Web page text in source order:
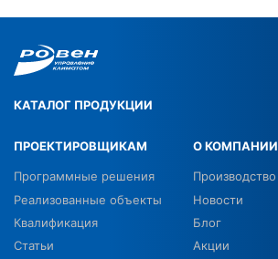
КАТАЛОГ ПРОДУКЦИИ
ПРОЕКТИРОВЩИКАМ
Программные решения
Реализованные объекты
Квалификация
Статьи
О КОМПАНИИ
Производство
Новости
Блог
Акции